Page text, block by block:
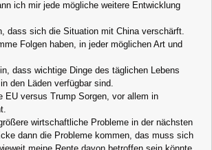
ich mir jede mögliche weitere Entwicklung
dass sich die Situation mit China verschärft.
Folgen haben, in jeder möglichen Art und
dass wichtige Dinge des täglichen Lebens
den Läden verfügbar sind.
EU versus Trump Sorgen, vor allem in
wirtschaftliche Probleme in der nächsten
dann die Probleme kommen, das muss sich